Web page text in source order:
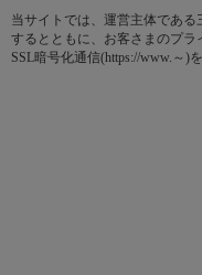
当サイトでは、運営主体であ
するとともに、お客さまのプラ
SSL暗号化通信(https://www.～)